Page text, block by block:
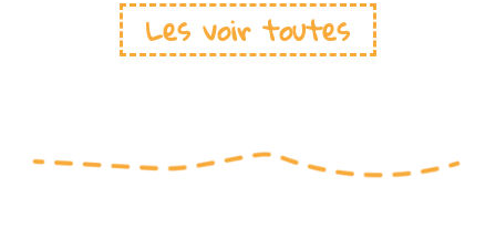
Les voir toutes